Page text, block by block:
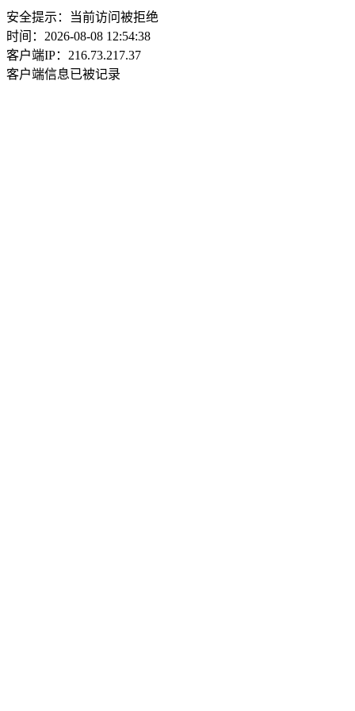
安全提示：当前访问被拒绝
时间：2026-08-08 12:54:38
客户端IP：216.73.217.37
客户端信息已被记录